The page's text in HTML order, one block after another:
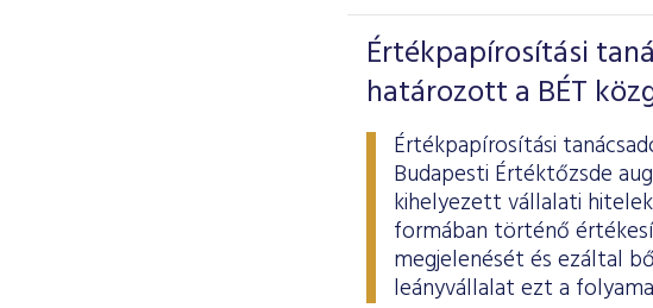
Értékpapírosítási
határozott a BÉT
Értékpapírosítási
Budapesti Értéktőzsde
kihelyezett vállalati
formában történő
megjelenését és ezáltal
leányvállalat ezt a